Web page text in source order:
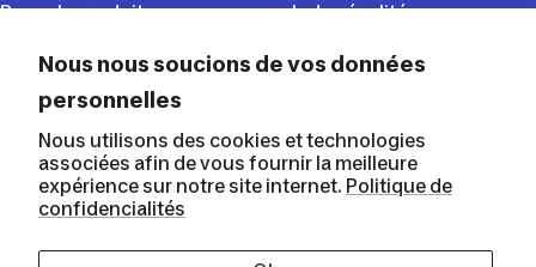
Nous nous soucions de vos données
personnelles
Nous utilisons des cookies et technologies
associées afin de vous fournir la meilleure
expérience sur notre site internet. Politique de
confidencialités
Rappels produits
Index égalité
CGU du programme de
SUIVEZ NOUS